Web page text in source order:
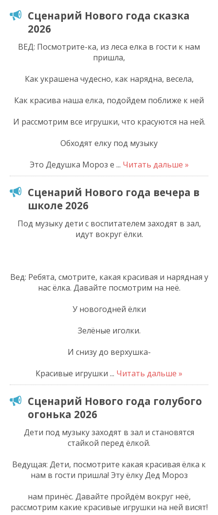
Сценарий Нового года сказка
2026
ВЕД: Посмотрите-ка, из леса елка в гости к нам
пришла,
Как украшена чудесно, как нарядна, весела,
Как красива наша елка, подойдем поближе к ней
И рассмотрим все игрушки, что красуются на ней.
Обходят елку под музыку
Это Дедушка Мороз е ... Читать дальше »
Сценарий Нового года вечера в
школе 2026
Под музыку дети с воспитателем заходят в зал,
идут вокруг ёлки.
Вед: Ребята, смотрите, какая красивая и нарядная у
нас ёлка. Давайте посмотрим на неё.
У новогодней ёлки
Зелёные иголки.
И снизу до верхушка-
Красивые игрушки ... Читать дальше »
Сценарий Нового года голубого
огонька 2026
Дети под музыку заходят в зал и становятся
стайкой перед ёлкой.
Ведущая: Дети, посмотрите какая красивая ёлка к
нам в гости пришла! Эту ёлку Дед Мороз
нам принёс. Давайте пройдём вокруг неё,
рассмотрим какие красивые игрушки на ней висят!